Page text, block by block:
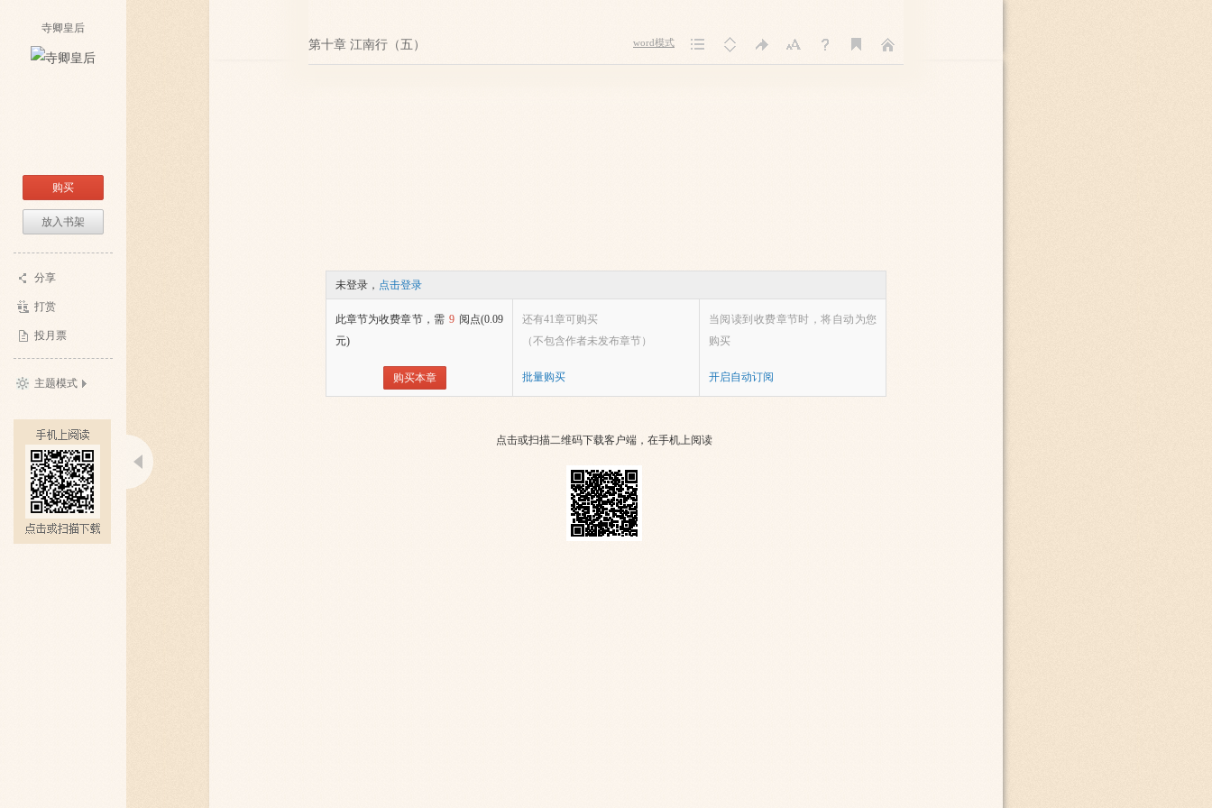
寺卿皇后
购买
放入书架
分享
打赏
投月票
主题模式
第十章 江南行（五） word模式
未登录， 点击登录
此章节为收费章节，需 9 阅点(0.09
元)
购买本章
还有41章可购买
（不包含作者未发布章节）
批量购买
当阅读到收费章节时，将自动为您
购买
开启自动订阅
点击或扫描二维码下载客户端，在手机上阅读